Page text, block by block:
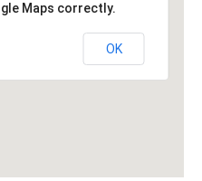
Maps correctly.
OK